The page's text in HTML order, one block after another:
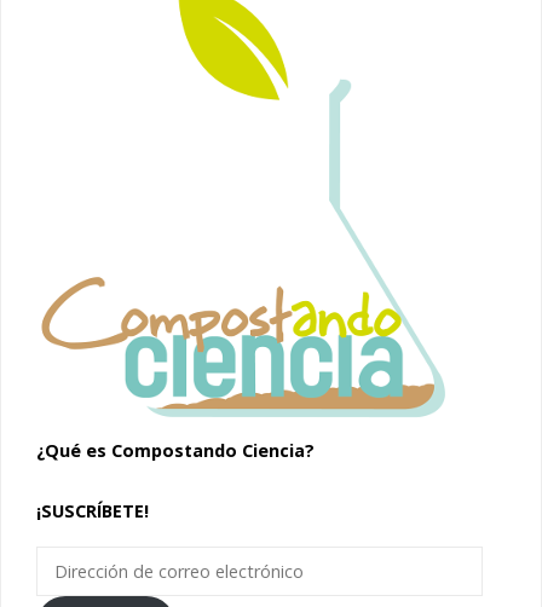
¿Qué es Compostando Ciencia?
¡SUSCRÍBETE!
Dirección